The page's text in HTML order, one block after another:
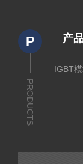
P
PRODUCTS
产
IGBT